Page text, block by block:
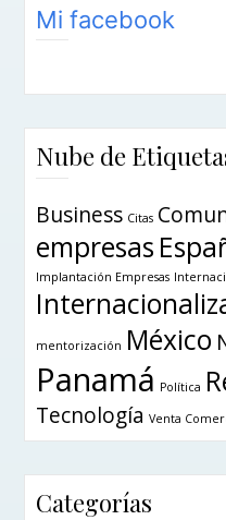
Mi facebook
Nube de
Business Citas
empresas
Implantación Empresas
mentorización México
Panamá Política
Tecnología Venta
Categorías